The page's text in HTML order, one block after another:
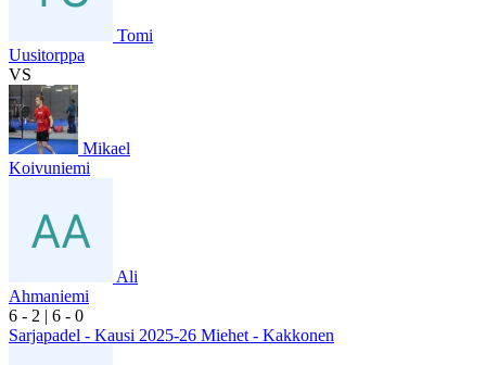
Tomi
Uusitorppa
VS
Mikael
Koivuniemi
Ali
Ahmaniemi
6 - 2 | 6 - 0
Sarjapadel - Kausi 2025-26 Miehet - Kakkonen